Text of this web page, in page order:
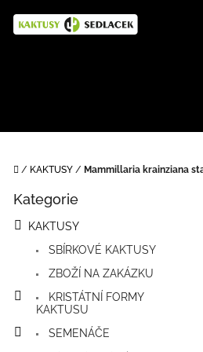
Domů
/ KAKTUSY / Mammillaria krainziana
Přeskočit
Kategorie
KAKTUSY
SBÍRKOVÉ KAKTUSY
ZBOŽÍ NA ZAKÁZKU
KRISTÁTNÍ FORMY
KAKTUSU
SEMENÁČE